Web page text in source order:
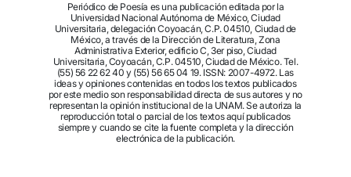
Periódico de Poesía es una publicación editada por la
Universidad Nacional Autónoma de México, Ciudad
Universitaria, delegación Coyoacán, C.P. 04510, Ciudad de
México, a través de la Dirección de Literatura, Zona
Administrativa Exterior, edificio C, 3er piso, Ciudad
Universitaria, Coyoacán, C.P. 04510, Ciudad de México. Tel.
(55) 56 22 62 40 y (55) 56 65 04 19. ISSN: 2007-4972. Las
ideas y opiniones contenidas en todos los textos publicados
por este medio son responsabilidad directa de sus autores y no
representan la opinión institucional de la UNAM. Se autoriza la
reproducción total o parcial de los textos aquí publicados
siempre y cuando se cite la fuente completa y la dirección
electrónica de la publicación.